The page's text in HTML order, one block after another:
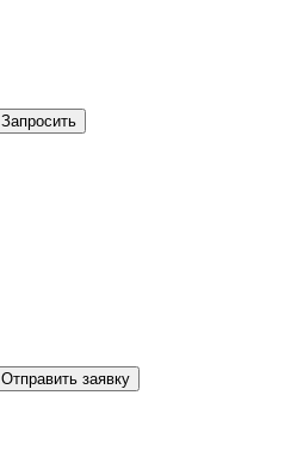
Запросить
Отправить заявку